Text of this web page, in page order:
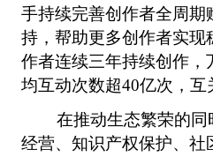
手持续完善创作者全周
持，帮助更多创作者实现
作者连续三年持续创作，
均互动次数超40亿次，互
在推动生态繁荣的同
经营、知识产权保护、